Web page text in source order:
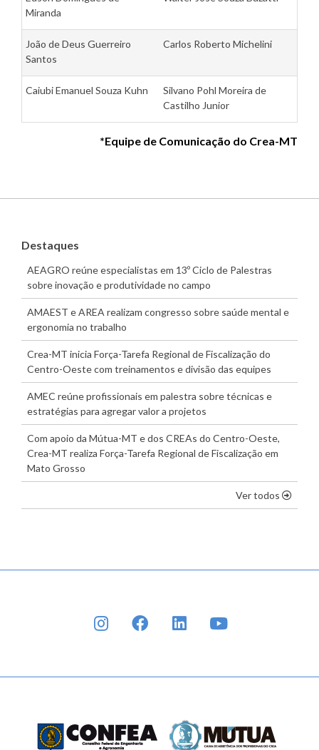
Miranda
João de Deus Guerreiro
Santos
Carlos Roberto Michelini
Caiubi Emanuel Souza Kuhn
Silvano Pohl Moreira de
Castilho Junior
*Equipe de Comunicação do Crea-MT
Destaques
AEAGRO reúne especialistas em 13º Ciclo de Palestras
sobre inovação e produtividade no campo
AMAEST e AREA realizam congresso sobre saúde mental e
ergonomia no trabalho
Crea-MT inicia Força-Tarefa Regional de Fiscalização do
Centro-Oeste com treinamentos e divisão das equipes
AMEC reúne profissionais em palestra sobre técnicas e
estratégias para agregar valor a projetos
Com apoio da Mútua-MT e dos CREAs do Centro-Oeste,
Crea-MT realiza Força-Tarefa Regional de Fiscalização em
Mato Grosso
Ver todos os
INSTAGRAMFACEBOOKLINKEDIN